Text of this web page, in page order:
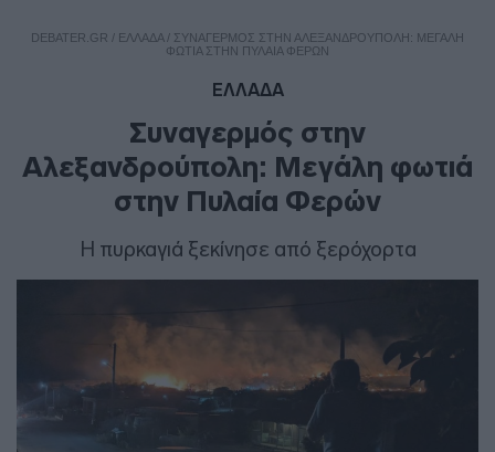
DEBATER.GR / ΕΛΛΑΔΑ/ ΣΥΝΑΓΕΡΜΌΣ ΣΤΗΝ ΑΛΕΞΑΝΔΡΟΎΠΟΛΗ: ΜΕΓΆΛΗ
ΦΩΤΙΆ ΣΤΗΝ ΠΥΛΑΊΑ ΦΕΡΏΝ
ΕΛΛΑΔΑ
Συναγερμός στην
Αλεξανδρούπολη: Μεγάλη φωτιά
στην Πυλαία Φερών
Η πυρκαγιά ξεκίνησε από ξερόχορτα